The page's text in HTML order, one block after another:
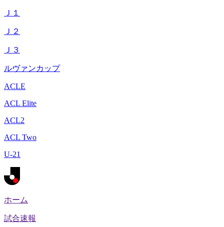
Ｊ１
Ｊ２
Ｊ３
ルヴァンカップ
ACLE
ACL Elite
ACL2
ACL Two
U-21
ホーム
試合速報